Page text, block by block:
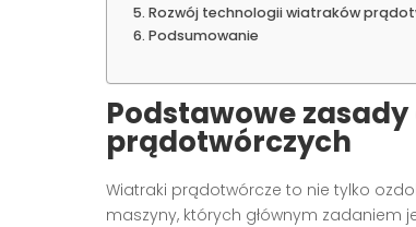
Rozwój technologii wiatraków
Podsumowanie
Podstawowe
prądotwórczych
Wiatraki prądotwórcze to nie tylko
maszyny, których głównym zadaniem